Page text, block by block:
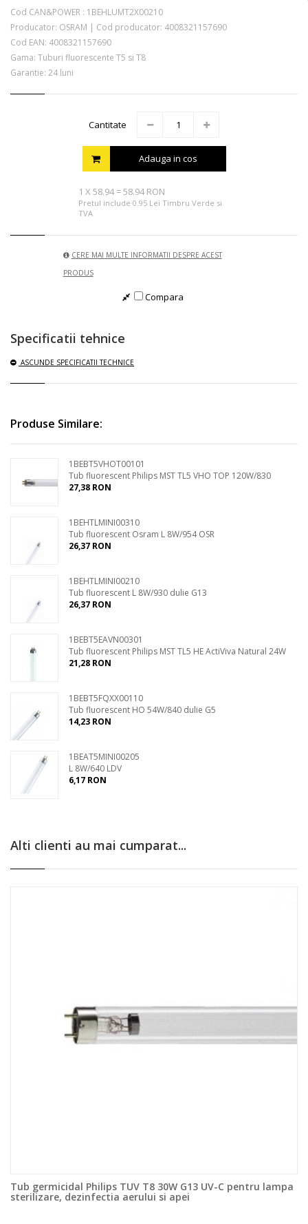
Cod CAN&POWER : 1BEHLUMT2X00210
Producator: OSRAM | Cod producator: 4008321157690
Cod EAN: 4008321157690
Gama: Tuburi fluorescente T5 si T8
Garantie: 24 luni
Cantitate
Adauga in cos
1 X 58.94 =58.94 RON
Pretul include 0.95 Lei Timbru Verde si
TVA
CERE MAI MULTE INFORMATII DESPRE ACEST
PRODUS
Compara
Specificatii tehnice
ASCUNDE SPECIFICATII TECHNICE
Produse Similare:
1BEBT5VHOT00101
Tub fluorescent Philips MST TL5 VHO TOP 120W/830
27,38 RON
1BEHTLMINI00310
Tub fluorescent Osram L 8W/954 OSR
26,37 RON
1BEHTLMINI00210
Tub fluorescent L 8W/930 dulie G13
26,37 RON
1BEBT5EAVN00301
Tub fluorescent Philips MST TL5 HE ActiViva Natural 24W
21,28 RON
1BEBT5FQXX00110
Tub fluorescent HO 54W/840 dulie G5
14,23 RON
1BEAT5MINI00205
L 8W/640 LDV
6,17 RON
Alti clienti au mai cumparat...
Tub germicidal Philips TUV T8 30W G13 UV-C pentru lampa
sterilizare, dezinfectia aerului si apei